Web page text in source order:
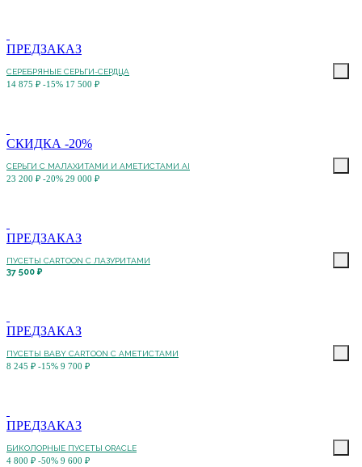
ПРЕДЗАКАЗ
СЕРЕБРЯНЫЕ СЕРЬГИ-СЕРДЦА
14 875 ₽ -15% 17 500 ₽
СКИДКА -20%
СЕРЬГИ C МАЛАХИТАМИ И АМЕТИСТАМИ AI
23 200 ₽ -20% 29 000 ₽
ПРЕДЗАКАЗ
ПУСЕТЫ CARTOON C ЛАЗУРИТАМИ
37 500 ₽
ПРЕДЗАКАЗ
ПУСЕТЫ BABY CARTOON С АМЕТИСТАМИ
8 245 ₽ -15% 9 700 ₽
ПРЕДЗАКАЗ
БИКОЛОРНЫЕ ПУСЕТЫ ORACLE
4 800 ₽ -50% 9 600 ₽